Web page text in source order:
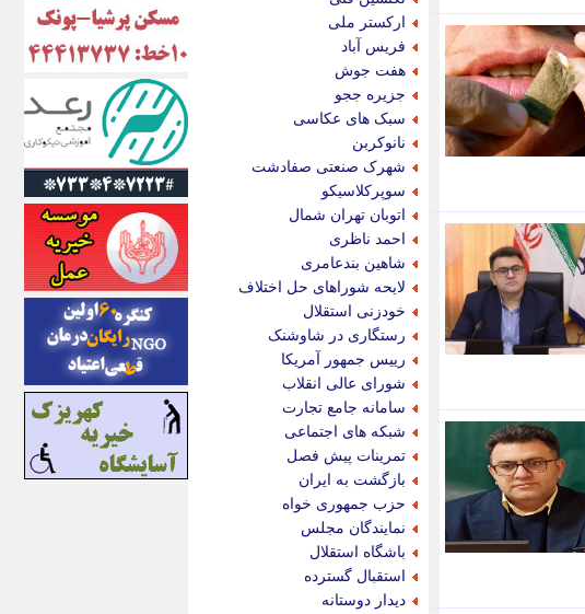
ارکستر ملی
فریس آباد
هفت جوش
جزیره ججو
سبک های عکاسی
نانوکربن
شهرک صنعتی صفادشت
سوپرکلاسیکو
اتوبان تهران شمال
احمد ناظری
شاهین بندعامری
لایحه شوراهای حل اختلاف
خودزنی استقلال
رستگاری در شاوشنک
رییس جمهور آمریکا
شورای عالی انقلاب
سامانه جامع تجارت
شبکه های اجتماعی
تمرینات پیش فصل
بازگشت به ایران
حزب جمهوری خواه
نمایندگان مجلس
باشگاه استقلال
استقبال گسترده
دیدار دوستانه
ایران آرت
ایران آنلاین
ایران زندگی
ایران فوری
ایرانی روز
ایرانیتال
ایرنا
ایسکانیوز
ایسنا
ایکنا
ایلنا
اینتیتر
ایونا نیوز
بازتاب آنلاین
باشگاه خبرنگاران
باغستان نیوز
بامبوک
ببین و بخون
بدینسان
بنکر